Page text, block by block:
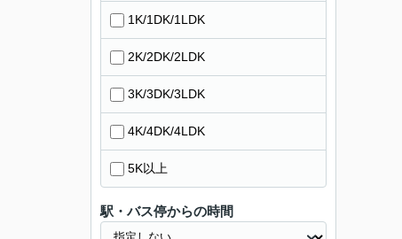
1K/1DK/1LDK
2K/2DK/2LDK
3K/3DK/3LDK
4K/4DK/4LDK
5K以上
駅・バス停からの時間